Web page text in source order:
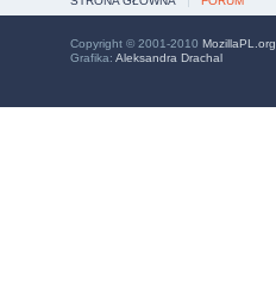
Copyright © 2001-2010 MozillaPL.org
Grafika: Aleksandra Drachal